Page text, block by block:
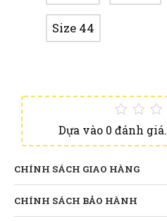
Dựa vào 0 đánh giá.
Size 44
CHÍNH SÁCH GIAO HÀNG
CHÍNH SÁCH BẢO HÀNH